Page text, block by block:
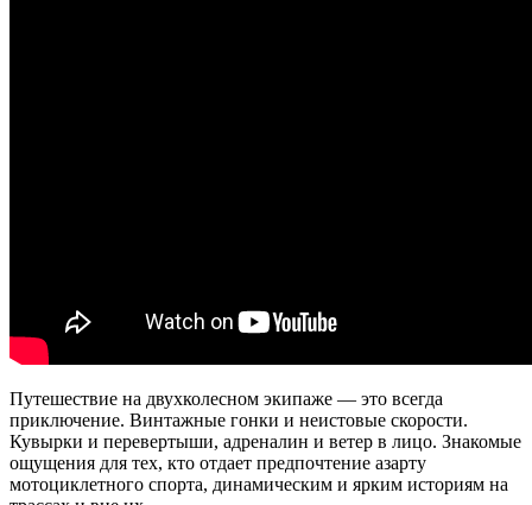
Путешествие на двухколесном экипаже — это всегда
приключение. Винтажные гонки и неистовые скорости.
Кувырки и перевертыши, адреналин и ветер в лицо. Знакомые
ощущения для тех, кто отдает предпочтение азарту
мотоциклетного спорта, динамическим и ярким историям на